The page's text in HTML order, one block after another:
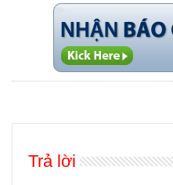
Trả lời